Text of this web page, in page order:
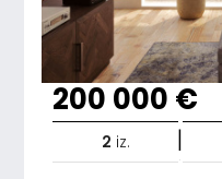
200 000 €
2 iz. |